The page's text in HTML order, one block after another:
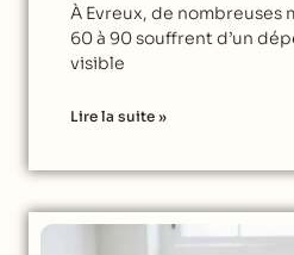
À Evreux, de nombreuses
60 à 90 souffrent d’un
visible
Lire la suite »